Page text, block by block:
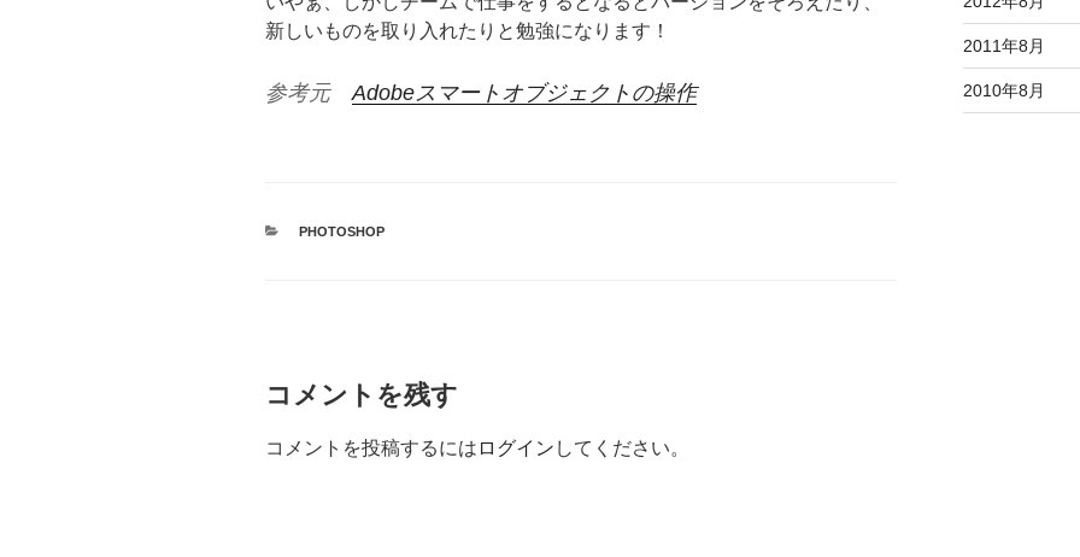
新しいものを取り入れたりと勉強になります！
参考元Adobeスマートオブジェクトの操作
カ
PHOTOSHOP
コメントを残す
コメントを投稿するには ログイン してください。
2011年8月
2010年8月